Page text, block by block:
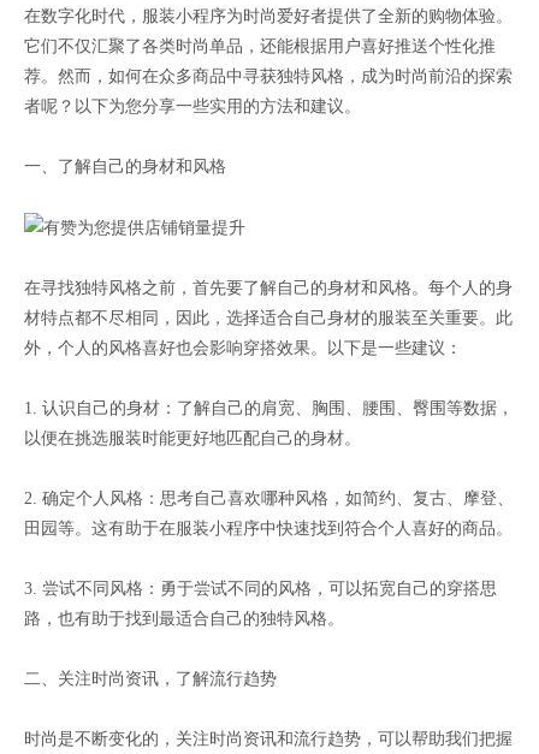
在数字化时代，服装小程序为时尚爱好者提供了全新的购物体验。
它们不仅汇聚了各类时尚单品，还能根据用户喜好推送个性化推
荐。然而，如何在众多商品中寻获独特风格，成为时尚前沿的探索
者呢？以下为您分享一些实用的方法和建议。
一、了解自己的身材和风格
在寻找独特风格之前，首先要了解自己的身材和风格。每个人的身
材特点都不尽相同，因此，选择适合自己身材的服装至关重要。此
外，个人的风格喜好也会影响穿搭效果。以下是一些建议：
1. 认识自己的身材：了解自己的肩宽、胸围、腰围、臀围等数据，
以便在挑选服装时能更好地匹配自己的身材。
2. 确定个人风格：思考自己喜欢哪种风格，如简约、复古、摩登、
田园等。这有助于在服装小程序中快速找到符合个人喜好的商品。
3. 尝试不同风格：勇于尝试不同的风格，可以拓宽自己的穿搭思
路，也有助于找到最适合自己的独特风格。
二、关注时尚资讯，了解流行趋势
时尚是不断变化的，关注时尚资讯和流行趋势，可以帮助我们把握